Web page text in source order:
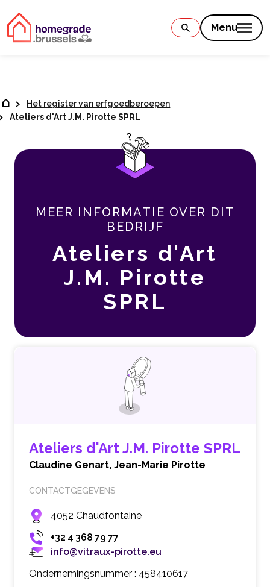
Menu
Het register van erfgoedberoepen
Ateliers d'Art J.M. Pirotte SPRL
MEER INFORMATIE OVER DIT
BEDRIJF
Ateliers d'Art
J.M. Pirotte
SPRL
Ateliers d'Art J.M. Pirotte SPRL
Claudine Genart, Jean-Marie Pirotte
CONTACTGEGEVENS
4052 Chaudfontaine
+32 4 368 79 77
info@vitraux-pirotte.eu
Ondernemingsnummer : 458410617